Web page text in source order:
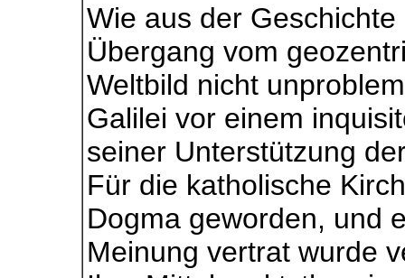
Wie aus der
Übergang vom
Weltbild nicht
Galilei vor einem
seiner Unterstützung
Für die katholische
Dogma geworden, und
Meinung vertrat wurde